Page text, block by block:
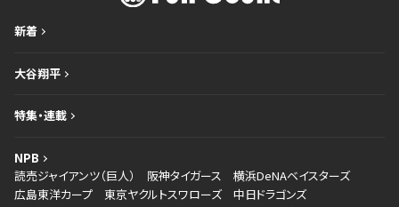
新着
大谷翔平
特集・連載
NPB
読売ジャイアンツ（巨人）
阪神タイガース
横浜DeNAベイスターズ
広島東洋カープ
東京ヤクルトスワローズ
中日ドラゴンズ